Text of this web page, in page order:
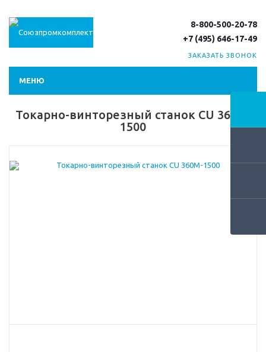
8-800-500-20-78
+7 (495) 646-17-49
ЗАКАЗАТЬ ЗВОНОК
МЕНЮ
Токарно-винторезный станок CU 360M-
1500